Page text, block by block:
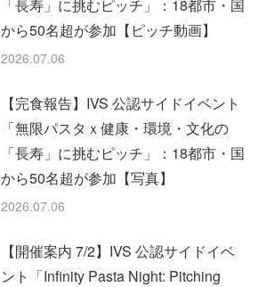
「長寿」に挑むピッチ」：18都市・国
から50名超が参加【ピッチ動画】
2026.07.06
【完食報告】IVS 公認サイドイベント
「無限パスタｘ健康・環境・文化の
「長寿」に挑むピッチ」：18都市・国
から50名超が参加【写真】
2026.07.06
【開催案内 7/2】IVS 公認サイドイベ
ント「Infinity Pasta Night: Pitching